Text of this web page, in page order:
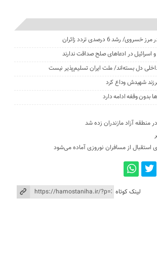
رشد 6 درصدی تردد زائران
و اسرائیل در ادعاهای صلح صداقت ندارند
دل بسته‌اند/ ملت ایران تسلیم‌پذیر نیست
شهیدش وداع کرد
بدون وقفه ادامه دارد
منطقه آزاد مازندران زده شد
استقبال از مسافران نوروزی آماده می‌شود
لینک کوتاه